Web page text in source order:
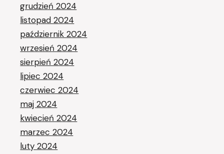
grudzień 2024
listopad 2024
październik 2024
wrzesień 2024
sierpień 2024
lipiec 2024
czerwiec 2024
maj 2024
kwiecień 2024
marzec 2024
luty 2024